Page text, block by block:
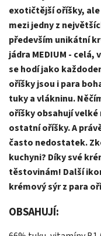
exotičtější oříšky, ale
mezi jedny z
především unikátní
jádra MEDIUM -
se hodí jako
oříšky jsou i para
tuky a vlákninu.
oříšky obsahují
ostatní oříšky. A
často nedostatek.
kuchyni? Díky své
těstovinám! Další
krémový sýr z para
OBSAHUJÍ: